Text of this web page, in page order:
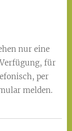
nur eine
für
per
melden.